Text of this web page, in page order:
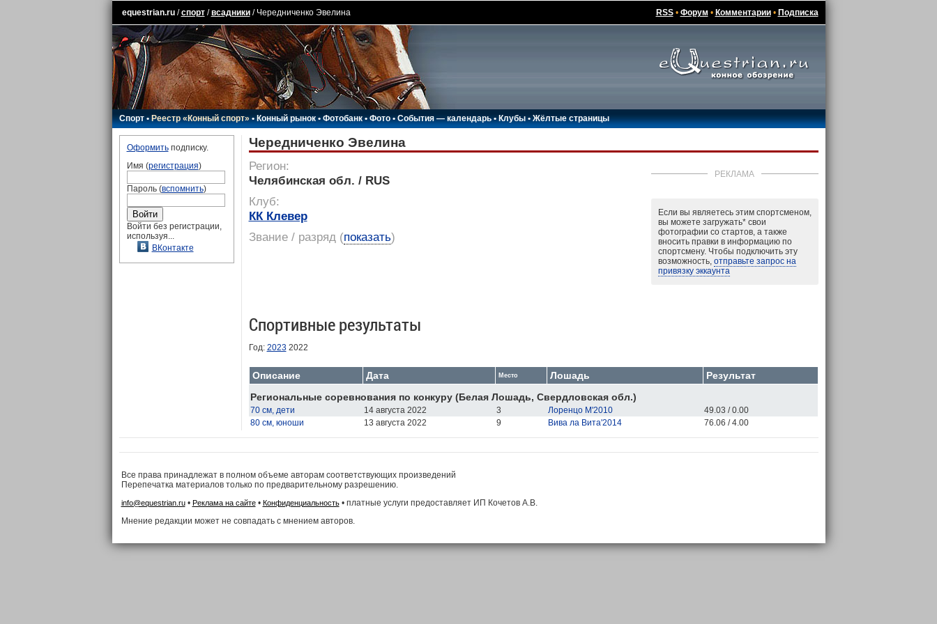
equestrian.ru/спорт/всадники/ Чередниченко Эвелина RSS• Форум • Комментарии• Подписка
Спорт•Реестр «Конный спорт»•Конный рынок•Фотобанк •Фото•События — календарь•Клубы •Жёлтые страницы
Оформитьподписку.
Имя (регистрация)
Пароль (вспомнить)
Войти без регистрации,
используя...
ВКонтакте
Чередниченко Эвелина
РЕКЛАМА
Если вы являетесь этим спортсменом,
вы можете загружать*свои
фотографии со стартов, а также
вносить правки в информацию по
спортсмену. Чтобы подключить эту
возможность, отправьте запрос на
привязку эккаунта
Регион:
Челябинская обл. / RUS
Клуб:
КК Клевер
Звание / разряд(показать)
Спортивные результаты
Год: 20232022
Описание Дата Место Лошадь
Результат
Региональные соревнования по конкуру (Белая Лошадь, Свердловская обл.)
70 см, дети 14 августа 2022 3 Лоренцо М'2010
49.03 / 0.00
80 см, юноши
13 августа 2022 9 Вива ла Вита'2014 76.06 / 4.00
Все права принадлежат в полном объеме авторам соответствующих произведений
Перепечатка материалов только по предварительному разрешению.
info@equestrian.ru• Реклама на сайте• Конфиденциальность• платные услуги предоставляет ИП Кочетов А.В.
Мнение редакции может не совпадать с мнением авторов.